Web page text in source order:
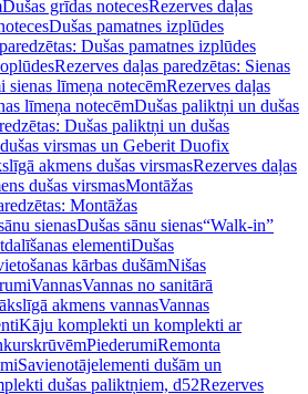
Dušas grīdas notecesRezerves daļas
Dušas pamatnes izplūdes
Dušas pamatnes izplūdes
Rezerves daļas paredzētas: Sienas
sienas līmeņa notecēmRezerves daļas
līmeņa notecēmDušas paliktņi un dušas
Dušas paliktņi un dušas
virsmas un Geberit Duofix
akmens dušas virsmasRezerves daļas
dušas virsmasMontāžas
Montāžas
sienasDušas sānu sienas“Walk-in”
elementiDušas
kārbas dušāmNišas
VannasVannas no sanitārā
akmens vannasVannas
Kāju komplekti un komplekti ar
PiederumiRemonta
Savienotājelementi dušām un
dušas paliktņiem, d52Rezerves